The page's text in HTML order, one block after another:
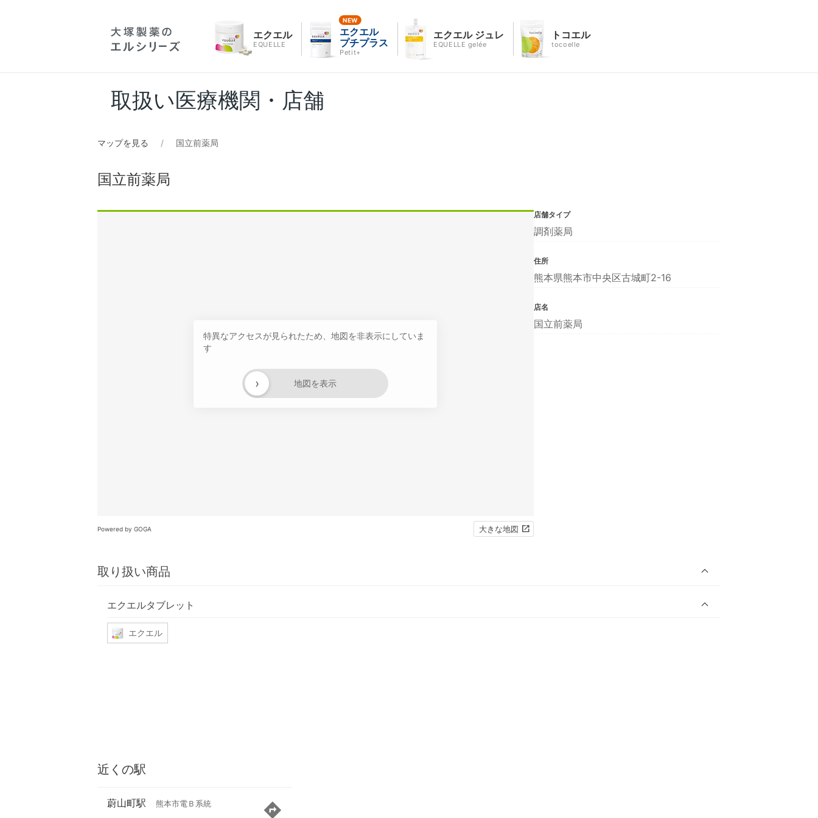
エクエル
EQUELLE
エクエル
プチプラス
Petit+
エクエル ジュレ
EQUELLE gelée
トコエル
tocoelle
取扱い医療機関・店舗
マップを見る 国立前薬局
国立前薬局
特異なアクセスが見られたため、地図を非表示にしていま
す
地図を表示
›
Powered by GOGA 大きな地図
取り扱い商品
エクエルタブレット
エクエル
店舗タイプ
調剤薬局
住所
熊本県熊本市中央区古城町2-16
店名
国立前薬局
近くの駅
蔚山町駅 熊本市電Ｂ系統